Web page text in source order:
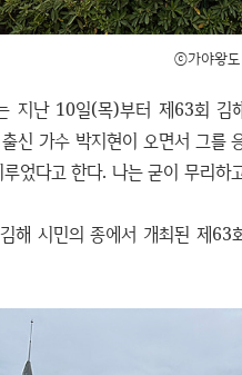
ⓒ가야왕도
지난 10일(목)부터 제63회
신 가수 박지현이 오면서 그를
었다고 한다. 나는 굳이 무리하
해 시민의 종에서 개최된 제63